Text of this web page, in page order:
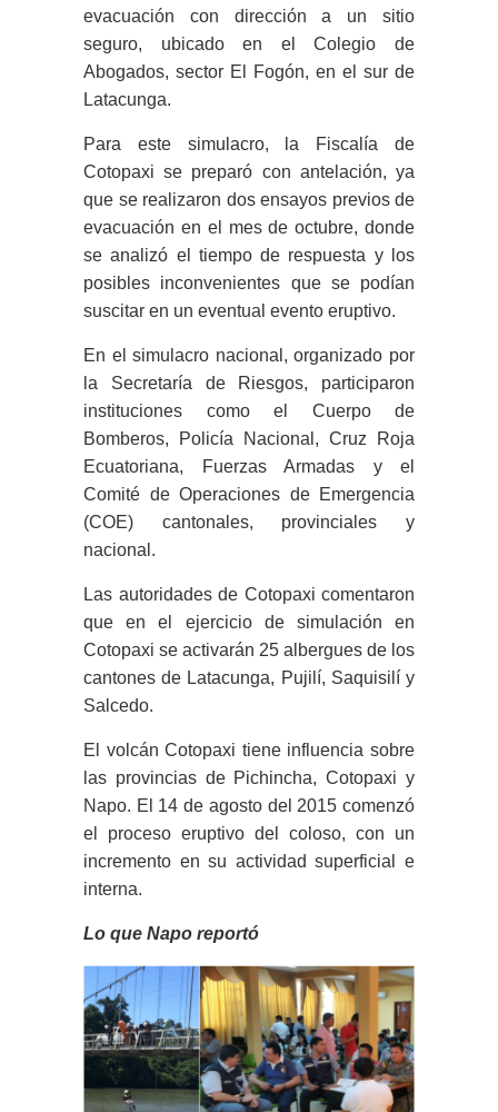
evacuación con dirección a un sitio
seguro, ubicado en el Colegio de
Abogados, sector El Fogón, en el sur de
Latacunga.
Para este simulacro, la Fiscalía de
Cotopaxi se preparó con antelación, ya
que se realizaron dos ensayos previos de
evacuación en el mes de octubre, donde
se analizó el tiempo de respuesta y los
posibles inconvenientes que se podían
suscitar en un eventual evento eruptivo.
En el simulacro nacional, organizado por
la Secretaría de Riesgos, participaron
instituciones como el Cuerpo de
Bomberos, Policía Nacional, Cruz Roja
Ecuatoriana, Fuerzas Armadas y el
Comité de Operaciones de Emergencia
(COE) cantonales, provinciales y
nacional.
Las autoridades de Cotopaxi comentaron
que en el ejercicio de simulación en
Cotopaxi se activarán 25 albergues de los
cantones de Latacunga, Pujilí, Saquisilí y
Salcedo.
El volcán Cotopaxi tiene influencia sobre
las provincias de Pichincha, Cotopaxi y
Napo. El 14 de agosto del 2015 comenzó
el proceso eruptivo del coloso, con un
incremento en su actividad superficial e
interna.
Lo que Napo reportó